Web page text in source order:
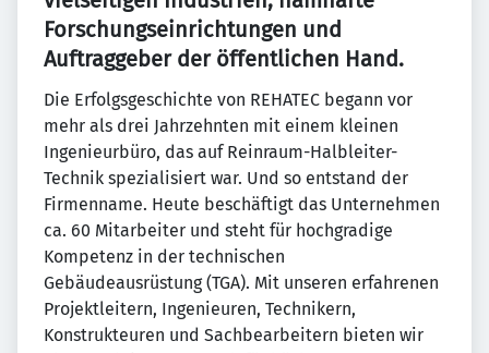
Forschungseinrichtungen und
Auftraggeber der öffentlichen Hand.
Die Erfolgsgeschichte von REHATEC begann vor
mehr als drei Jahrzehnten mit einem kleinen
Ingenieurbüro, das auf Reinraum-Halbleiter-
Technik spezialisiert war. Und so entstand der
Firmenname. Heute beschäftigt das Unternehmen
ca. 60 Mitarbeiter und steht für hochgradige
Kompetenz in der technischen
Gebäudeausrüstung (TGA). Mit unseren erfahrenen
Projektleitern, Ingenieuren, Technikern,
Konstrukteuren und Sachbearbeitern bieten wir